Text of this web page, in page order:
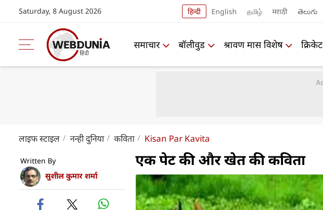
Saturday, 8 August 2026 हिन्दी English தமிழ் मराठी తెలుగు
समाचार बॉलीवुड श्रावण मास विशेष क्रिकेट
लाइफ स्‍टाइल नन्ही दुनिया कविता Kisan Par Kavita
Written By
सुशील कुमार शर्मा
एक पेट की और खेत की कविता